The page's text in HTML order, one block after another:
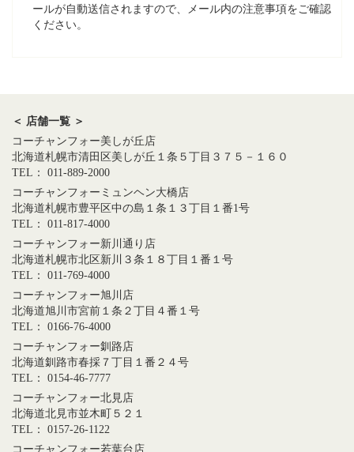
ールが自動送信されますので、メール内の注意事項をご確認
ください。
＜ 店舗一覧 ＞
コーチャンフォー美しが丘店
北海道札幌市清田区美しが丘１条５丁目３７５－１６０
TEL： 011-889-2000
コーチャンフォーミュンヘン大橋店
北海道札幌市豊平区中の島１条１３丁目１番1号
TEL： 011-817-4000
コーチャンフォー新川通り店
北海道札幌市北区新川３条１８丁目１番１号
TEL： 011-769-4000
コーチャンフォー旭川店
北海道旭川市宮前１条２丁目４番１号
TEL： 0166-76-4000
コーチャンフォー釧路店
北海道釧路市春採７丁目１番２４号
TEL： 0154-46-7777
コーチャンフォー北見店
北海道北見市並木町５２１
TEL： 0157-26-1122
コーチャンフォー若葉台店